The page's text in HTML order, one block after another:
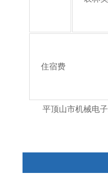
住宿费
平顶山市机械电